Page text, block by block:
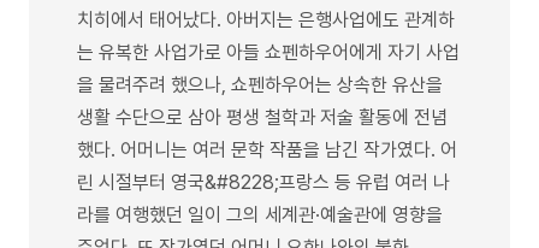
치히에서 태어났다. 아버지는 은행사업에도 관계하
는 유복한 사업가로 아들 쇼펜하우어에게 자기 사업
을 물려주려 했으나, 쇼펜하우어는 상속한 유산을
생활 수단으로 삼아 평생 철학과 저술 활동에 전념
했다. 어머니는 여러 문학 작품을 남긴 작가였다. 어
린 시절부터 영국&#8228;프랑스 등 유럽 여러 나
라를 여행했던 일이 그의 세계관·예술관에 영향을